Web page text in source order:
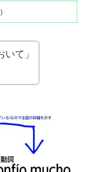
いて」